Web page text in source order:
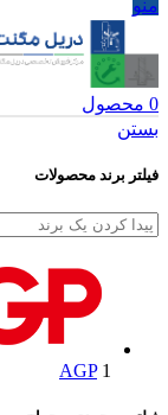
منو
0 محصول
بستن
فیلتر برند محصولات
AGP 1